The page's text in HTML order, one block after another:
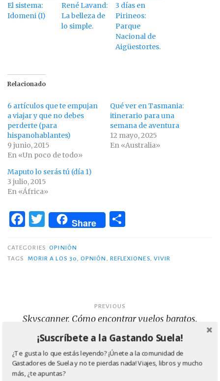
El sistema:
Idomeni (I)
René Lavand:
La belleza de
lo simple.
3 días en
Pirineos:
Parque
Nacional de
Aigüestortes.
Relacionado
6 artículos que te empujan
a viajar y que no debes
perderte (para
hispanohablantes)
9 junio, 2015
En «Un poco de todo»
Qué ver en Tasmania:
itinerario para una
semana de aventura
12 mayo, 2025
En «Australia»
Maputo lo serás tú (día 1)
3 julio, 2015
En «África»
F
c
e
o
T
w
it
te
Share
p
r
CATEGORIES OPINIÓN
TAGS
MORIR A LOS 30 ,OPNIÓN REFLEXIONES VIVIR
de
entradas
PREVIOUS
Skyscanner. Cómo encontrar vuelos baratos.
NEXT
Sabor a ‘Blog de Rod’
¡Suscríbete a la Gastando Suela!
¿Te gusta lo que estás leyendo? ¡Únete a la comunidad de
Gastadores de Suela y no te pierdas nada! Viajes, libros y mucho
más, ¿te apuntas?